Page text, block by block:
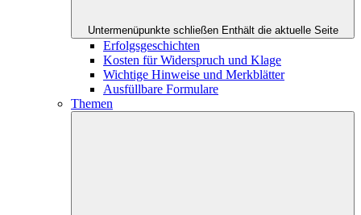
Untermenüpunkte schließen Enthält die aktuelle Seite
Erfolgsgeschichten
Kosten für Widerspruch und Klage
Wichtige Hinweise und Merkblätter
Ausfüllbare Formulare
Themen